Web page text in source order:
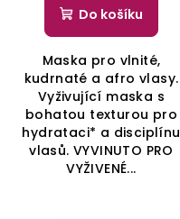
Do košíku
Maska pro vlnité,
kudrnaté a afro vlasy.
Vyživující maska s
bohatou texturou pro
hydrataci* a disciplínu
vlasů. VYVINUTO PRO
VYŽIVENÉ...